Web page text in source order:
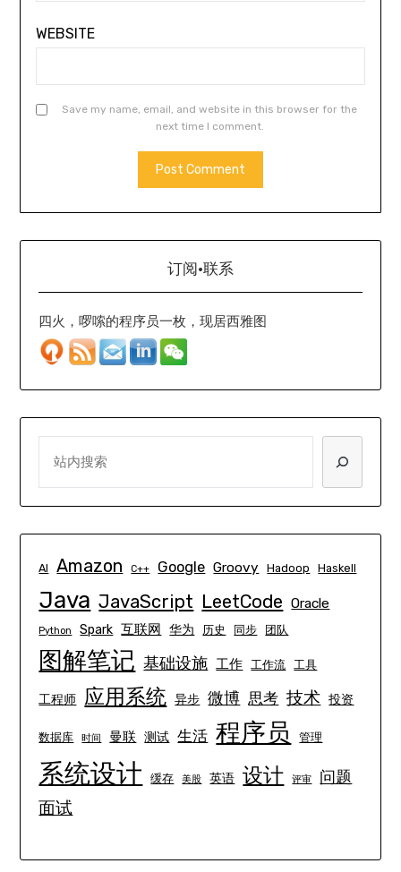
WEBSITE
Save my name, email, and website in this browser for the
next time I comment.
订阅·联系
四火，啰嗦的程序员一枚，现居西雅图
AI Amazon C++ Google Groovy Hadoop Haskell
Java JavaScript LeetCode Oracle
Python Spark 互联网 华为 历史 同步 团队
图解笔记 基础设施 工作 工作流 工具
工程师 应用系统 异步 微博 思考 技术 投资
数据库 时间 曼联 测试 生活 程序员 管理
系统设计 缓存 美股 英语 设计 评审 问题
面试